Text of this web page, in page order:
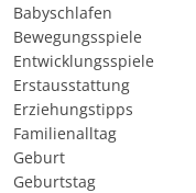
Babyschlafen
Bewegungsspiele
Entwicklungsspiele
Erstausstattung
Erziehungstipps
Familienalltag
Geburt
Geburtstag